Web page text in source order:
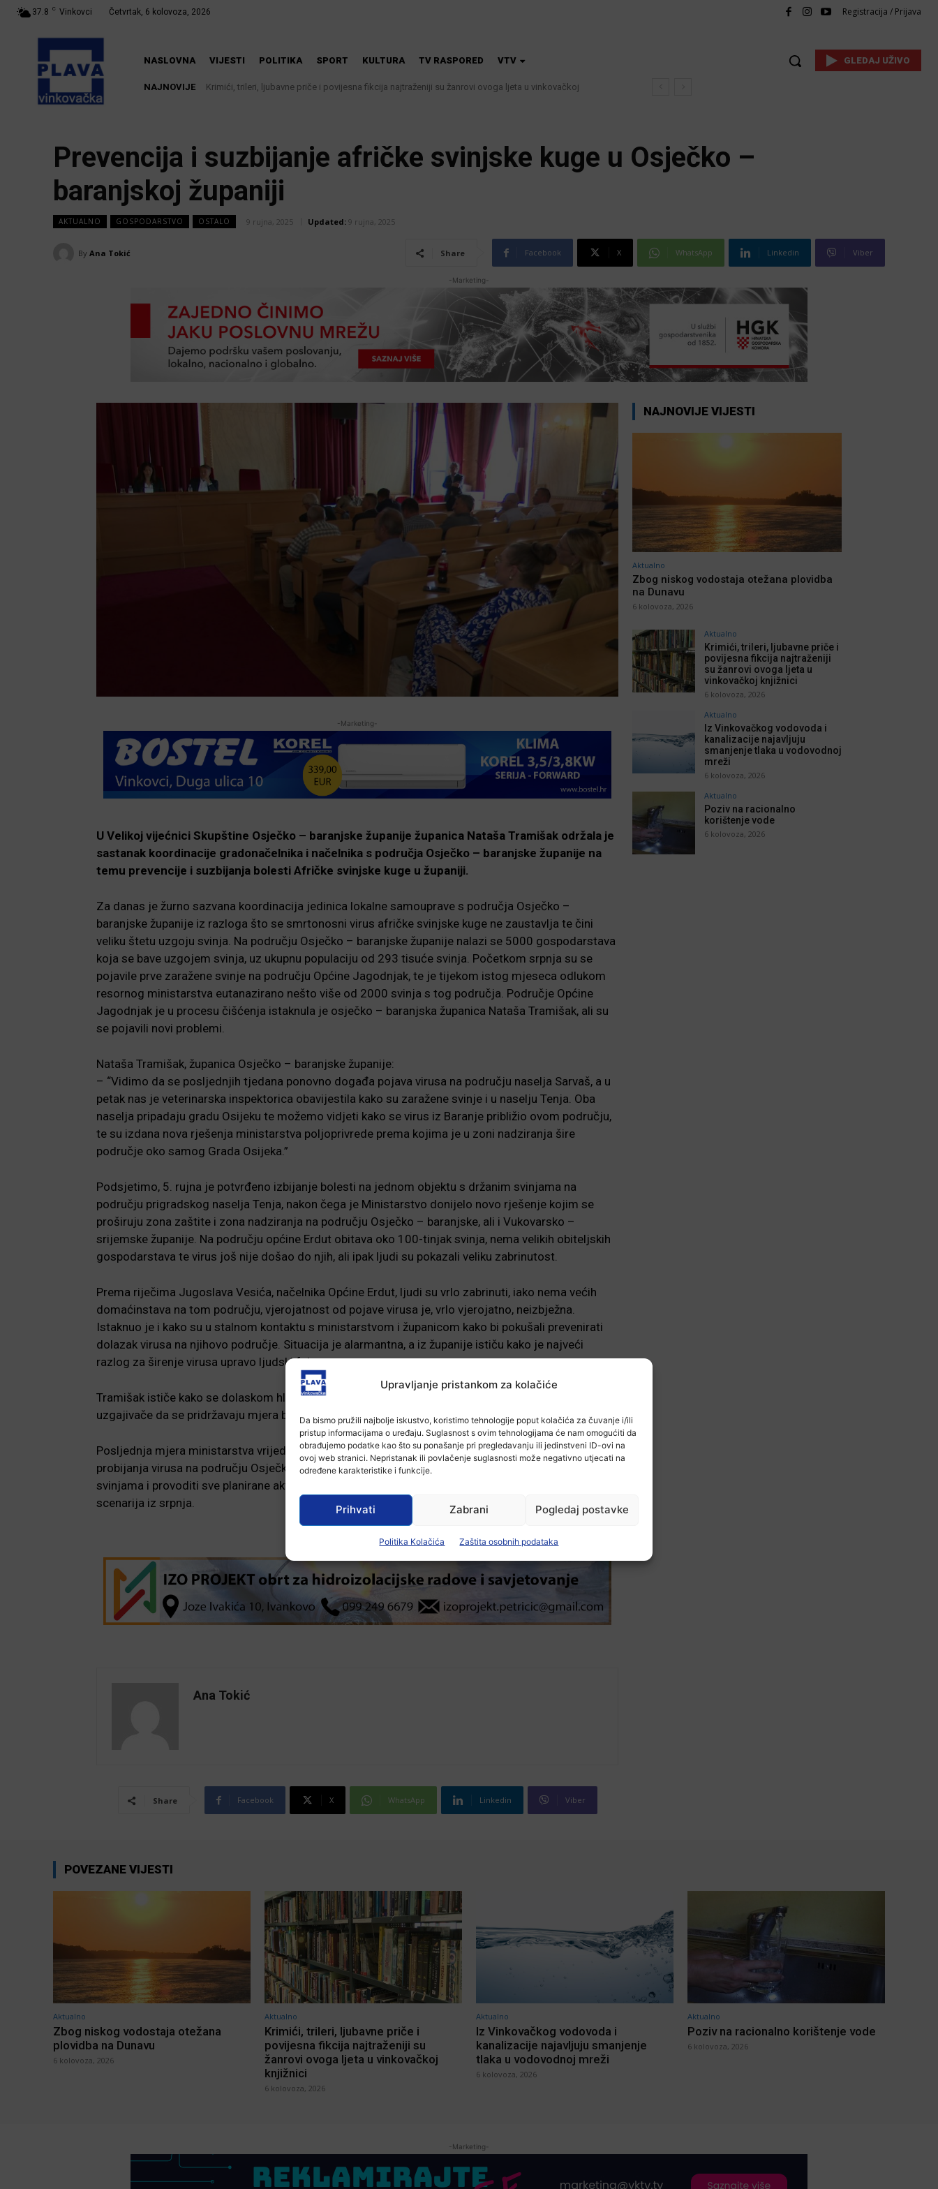
Upravljanje pristankom za kolačiće
Da bismo pružili najbolje iskustvo, koristimo tehnologije poput kolačića za čuvanje i/ili
pristup informacijama o uređaju. Suglasnost s ovim tehnologijama će nam omogućiti da
obrađujemo podatke kao što su ponašanje pri pregledavanju ili jedinstveni ID-ovi na
ovoj web stranici. Nepristanak ili povlačenje suglasnosti može negativno utjecati na
određene karakteristike i funkcije.
Prihvati Zabrani Pogledaj postavke
Politika Kolačića Zaštita osobnih podataka
Registracija / Prijava
37.8 C Vinkovci Četvrtak, 6 kolovoza, 2026
NASLOVNA VIJESTI POLITIKA SPORT KULTURA TV RASPORED VTV
NAJNOVIJEKrimići, trileri, ljubavne priče i povijesna fikcija najtraženiji su žanrovi ovoga ljeta u vinkovačkoj
Iz Vinkovačkog vodovoda i kanalizacije najavljuju smanjenje tlaka u vodovodnoj mreži
GLEDAJ UŽIVO
Prevencija i suzbijanje afričke svinjske kuge u Osječko –
baranjskoj županiji
AKTUALNO GOSPODARSTVO OSTALO 9 rujna, 2025 Updated: 9 rujna, 2025
By Ana Tokić Share Facebook X WhatsApp Linkedin Viber
-Marketing-
-Marketing-
U Velikoj vijećnici Skupštine Osječko – baranjske županije županica Nataša Tramišak održala je
sastanak koordinacije gradonačelnika i načelnika s područja Osječko – baranjske županije na
temu prevencije i suzbijanja bolesti Afričke svinjske kuge u županiji.
Za danas je žurno sazvana koordinacija jedinica lokalne samouprave s područja Osječko –
baranjske županije iz razloga što se smrtonosni virus afričke svinjske kuge ne zaustavlja te čini
veliku štetu uzgoju svinja. Na području Osječko – baranjske županije nalazi se 5000 gospodarstava
koja se bave uzgojem svinja, uz ukupnu populaciju od 293 tisuće svinja. Početkom srpnja su se
pojavile prve zaražene svinje na području Općine Jagodnjak, te je tijekom istog mjeseca odlukom
resornog ministarstva eutanazirano nešto više od 2000 svinja s tog područja. Područje Općine
Jagodnjak je u procesu čišćenja istaknula je osječko – baranjska županica Nataša Tramišak, ali su
se pojavili novi problemi.
Nataša Tramišak, županica Osječko – baranjske županije:
– “Vidimo da se posljednjih tjedana ponovno događa pojava virusa na području naselja Sarvaš, a u
petak nas je veterinarska inspektorica obavijestila kako su zaražene svinje i u naselju Tenja. Oba
naselja pripadaju gradu Osijeku te možemo vidjeti kako se virus iz Baranje približio ovom području,
te su izdana nova rješenja ministarstva poljoprivrede prema kojima je u zoni nadziranja šire
područje oko samog Grada Osijeka.”
Podsjetimo, 5. rujna je potvrđeno izbijanje bolesti na jednom objektu s držanim svinjama na
području prigradskog naselja Tenja, nakon čega je Ministarstvo donijelo novo rješenje kojim se
proširuju zona zaštite i zona nadziranja na području Osječko – baranjske, ali i Vukovarsko –
srijemske županije. Na području općine Erdut obitava oko 100-tinjak svinja, nema velikih obiteljskih
gospodarstava te virus još nije došao do njih, ali ipak ljudi su pokazali veliku zabrinutost.
Prema riječima Jugoslava Vesića, načelnika Općine Erdut, ljudi su vrlo zabrinuti, iako nema većih
domaćinstava na tom području, vjerojatnost od pojave virusa je, vrlo vjerojatno, neizbježna.
Istaknuo je i kako su u stalnom kontaktu s ministarstvom i županicom kako bi pokušali prevenirati
dolazak virusa na njihovo područje. Situacija je alarmantna, a iz županije ističu kako je najveći
razlog za širenje virusa upravo ljudski faktor.
Tramišak ističe kako se dolaskom hladnijih mjeseci bliži vrijeme svinjokolja te upozorava sve
uzgajivače da se pridržavaju mjera biosigurnosti.
Posljednja mjera ministarstva vrijedi od 5. rujna do 5. listopada, a tek ako ne bude ponovnih
probijanja virusa na području Osječko – baranjske županije moći će se slobodno prometovati
svinjama i provoditi sve planirane aktivnosti. U suprotnom slučaju – predstoji repriza crnog
scenarija iz srpnja.
Ana Tokić
Share Facebook X WhatsApp Linkedin Viber
NAJNOVIJE VIJESTI
Aktualno
Zbog niskog vodostaja otežana plovidba
na Dunavu
6 kolovoza, 2026
Aktualno
Krimići, trileri, ljubavne priče i
povijesna fikcija najtraženiji
su žanrovi ovoga ljeta u
vinkovačkoj knjižnici
6 kolovoza, 2026
Aktualno
Iz Vinkovačkog vodovoda i
kanalizacije najavljuju
smanjenje tlaka u vodovodnoj
mreži
6 kolovoza, 2026
Aktualno
Poziv na racionalno
korištenje vode
6 kolovoza, 2026
POVEZANE VIJESTI
Aktualno
Zbog niskog vodostaja otežana
plovidba na Dunavu
6 kolovoza, 2026
Aktualno
Krimići, trileri, ljubavne priče i
povijesna fikcija najtraženiji su
žanrovi ovoga ljeta u vinkovačkoj
knjižnici
6 kolovoza, 2026
Aktualno
Iz Vinkovačkog vodovoda i
kanalizacije najavljuju smanjenje
tlaka u vodovodnoj mreži
6 kolovoza, 2026
Aktualno
Poziv na racionalno korištenje vode
6 kolovoza, 2026
-Marketing-